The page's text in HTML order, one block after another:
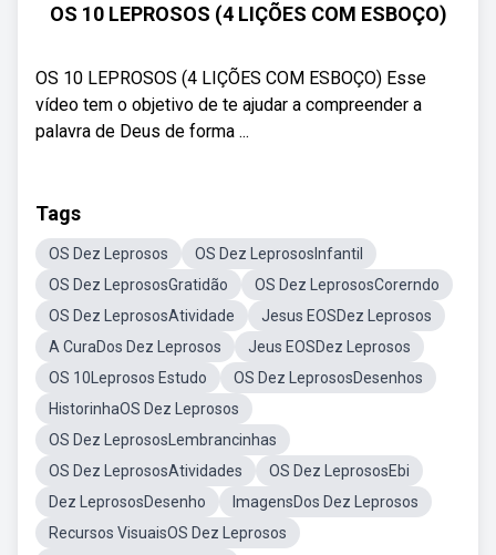
OS 10 LEPROSOS (4 LIÇÕES COM ESBOÇO)
OS 10 LEPROSOS (4 LIÇÕES COM ESBOÇO) Esse
vídeo tem o objetivo de te ajudar a compreender a
palavra de Deus de forma ...
Tags
OS Dez Leprosos
OS Dez LeprososInfantil
OS Dez LeprososGratidão
OS Dez LeprososCorerndo
OS Dez LeprososAtividade
Jesus EOSDez Leprosos
A CuraDos Dez Leprosos
Jeus EOSDez Leprosos
OS 10Leprosos Estudo
OS Dez LeprososDesenhos
HistorinhaOS Dez Leprosos
OS Dez LeprososLembrancinhas
OS Dez LeprososAtividades
OS Dez LeprososEbi
Dez LeprososDesenho
ImagensDos Dez Leprosos
Recursos VisuaisOS Dez Leprosos